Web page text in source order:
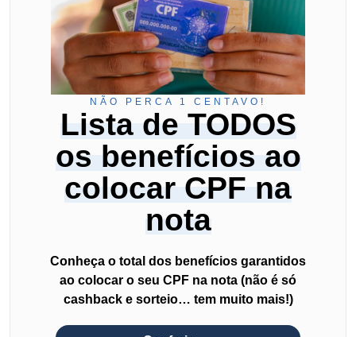
NÃO PERCA 1 CENTAVO!
Lista de TODOS
os benefícios ao
colocar CPF na
nota
Conheça o total dos benefícios garantidos
ao colocar o seu CPF na nota (não é só
cashback e sorteio… tem muito mais!)